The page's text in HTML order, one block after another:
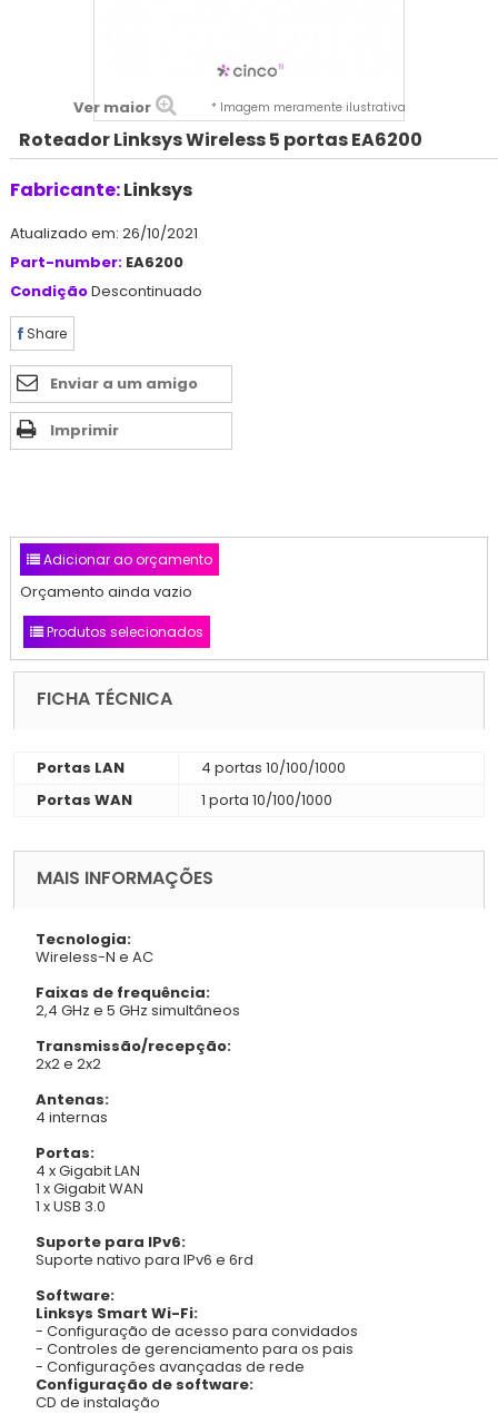
Ver maior * Imagem meramente ilustrativa
Roteador Linksys Wireless 5 portas EA6200
Fabricante:Linksys
Atualizado em: 26/10/2021
Part-number: EA6200
CondiçãoDescontinuado
Share
Enviar a um amigo
Imprimir
Adicionar ao orçamento
Orçamento ainda vazio
Produtos selecionados
FICHA TÉCNICA
Portas LAN
4 portas 10/100/1000
Portas WAN
1 porta 10/100/1000
MAIS INFORMAÇÕES
Tecnologia:
Wireless-N e AC
Faixas de frequência:
2,4 GHz e 5 GHz simultâneos
Transmissão/recepção:
2x2 e 2x2
Antenas:
4 internas
Portas:
4 x Gigabit LAN
1 x Gigabit WAN
1 x USB 3.0
Suporte para IPv6:
Suporte nativo para IPv6 e 6rd
Software:
Linksys Smart Wi-Fi:
- Configuração de acesso para convidados
- Controles de gerenciamento para os pais
- Configurações avançadas de rede
Configuração de software:
CD de instalação